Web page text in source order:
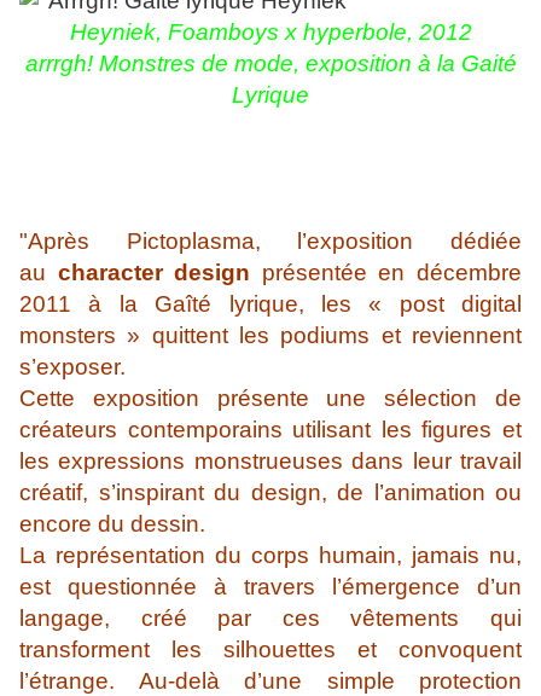
Heyniek, Foamboys x hyperbole, 2012
arrrgh! Monstres de mode, exposition à la Gaité
Lyrique
"Après Pictoplasma, l’exposition dédiée
au character design présentée en décembre
2011 à la Gaîté lyrique, les « post digital
monsters » quittent les podiums et reviennent
s’exposer.
Cette exposition présente une sélection de
créateurs contemporains utilisant les figures et
les expressions monstrueuses dans leur travail
créatif, s’inspirant du design, de l’animation ou
encore du dessin.
La représentation du corps humain, jamais nu,
est questionnée à travers l’émergence d’un
langage, créé par ces vêtements qui
transforment les silhouettes et convoquent
l’étrange. Au-delà d’une simple protection